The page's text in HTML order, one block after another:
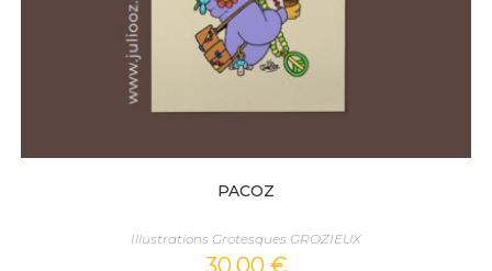
PACOZ
Illustrations Grotesques GROZIEUX
30,00 €